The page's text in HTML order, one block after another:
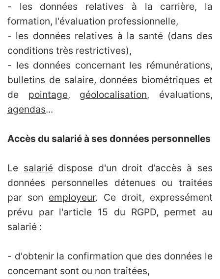
- les données relatives à la carrière, la
formation, l'évaluation professionnelle,
- les données relatives à la santé (dans des
conditions très restrictives),
- les données concernant les rémunérations,
bulletins de salaire, données biométriques et
de pointage, géolocalisation, évaluations,
agendas...
Accès du salarié à ses données personnelles
Le salariédispose d'un droit d’accès à ses
données personnelles détenues ou traitées
par son employeur. Ce droit, expressément
prévu par l'article 15 du RGPD, permet au
salarié :
- d'obtenir la confirmation que des données le
concernant sont ou non traitées,